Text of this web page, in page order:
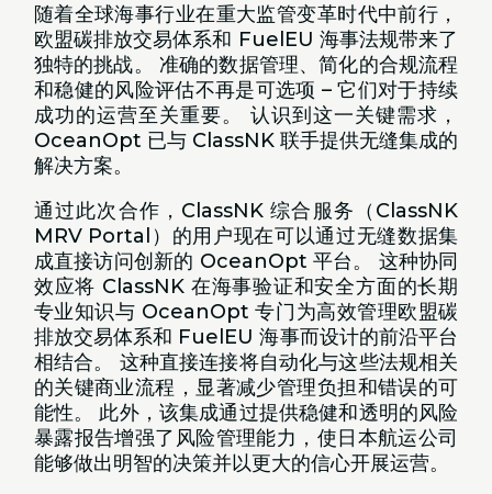
随着全球海事行业在重大监管变革时代中前行，
欧盟碳排放交易体系和 FuelEU 海事法规带来了
独特的挑战。 准确的数据管理、简化的合规流程
和稳健的风险评估不再是可选项 – 它们对于持续
成功的运营至关重要。 认识到这一关键需求，
OceanOpt 已与 ClassNK 联手提供无缝集成的
解决方案。
通过此次合作，ClassNK 综合服务（ClassNK
MRV Portal）的用户现在可以通过无缝数据集
成直接访问创新的 OceanOpt 平台。 这种协同
效应将 ClassNK 在海事验证和安全方面的长期
专业知识与 OceanOpt 专门为高效管理欧盟碳
排放交易体系和 FuelEU 海事而设计的前沿平台
相结合。 这种直接连接将自动化与这些法规相关
的关键商业流程，显著减少管理负担和错误的可
能性。 此外，该集成通过提供稳健和透明的风险
暴露报告增强了风险管理能力，使日本航运公司
能够做出明智的决策并以更大的信心开展运营。